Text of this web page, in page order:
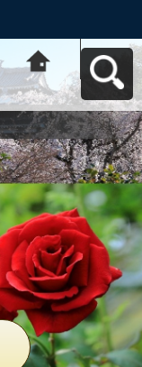
にしお市民活動情報
サイトへ戻る